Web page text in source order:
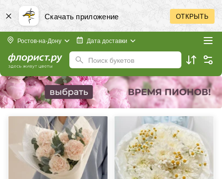
Скачать приложение ОТКРЫТЬ
Ростов-на-Дону Дата доставки
Поиск букетов